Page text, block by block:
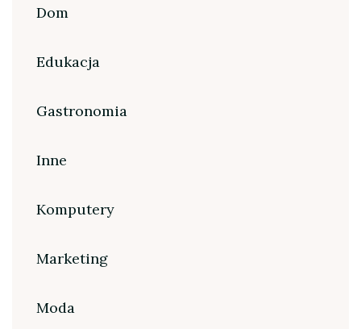
Dom
Edukacja
Gastronomia
Inne
Komputery
Marketing
Moda